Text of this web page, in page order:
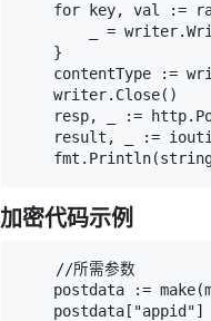
for key, val :=
_ =
    }
contentType :=
    writer.Close()
resp, _ :=
result, _ :=
加密代码示例
    //所需参数
postdata :=
postdata["appid"]